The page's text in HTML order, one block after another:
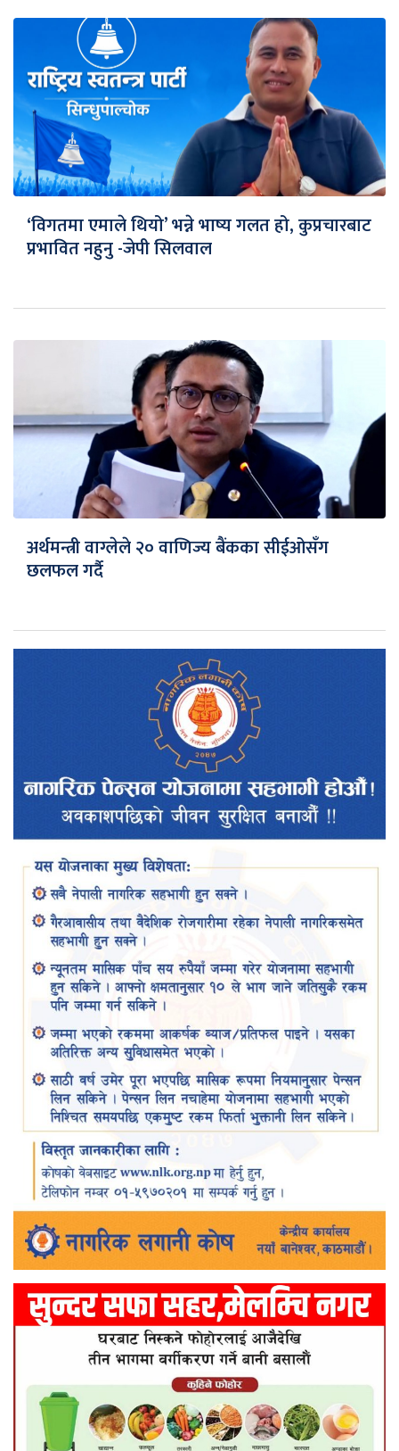
‘विगतमा एमाले थियो’ भन्ने भाष्य गलत हो, कुप्रचारबाट
प्रभावित नहुनु -जेपी सिलवाल
अर्थमन्त्री वाग्लेले २० वाणिज्य बैंकका सीईओसँग
छलफल गर्दै